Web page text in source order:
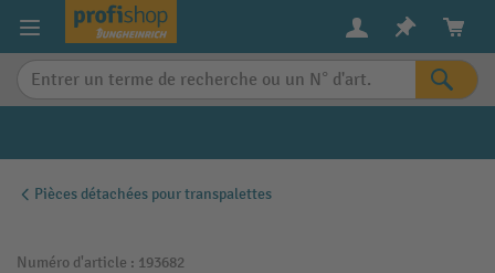
content
Pièces détachées pour transpalettes
Numéro d'article : 193682